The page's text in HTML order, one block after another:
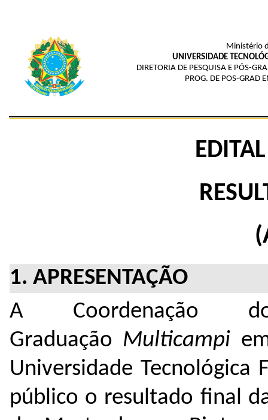
Ministério
UNIVERSIDADE
DIRETORIA DE PESQUISA E PÓS-
PROG. DE POS-GRAD
1. APRESENTAÇÃO
A Coordenação
Graduação Multicampi
Universidade Tecnológica
público o resultado final